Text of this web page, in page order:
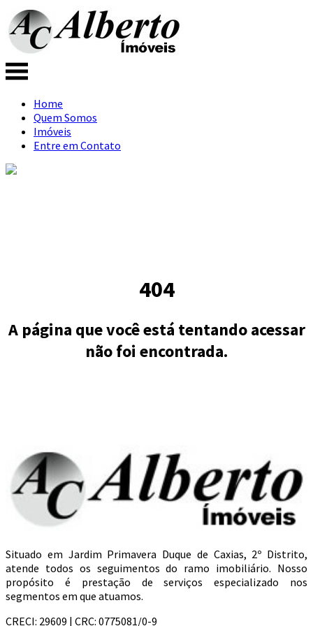
Home
Quem Somos
Imóveis
Entre em Contato
404
A página que você está tentando acessar
não foi encontrada.
Situado em Jardim Primavera Duque de Caxias, 2º Distrito,
atende todos os seguimentos do ramo imobiliário. Nosso
propósito é prestação de serviços especializado nos
segmentos em que atuamos.
CRECI: 29609 | CRC: 0775081/0-9